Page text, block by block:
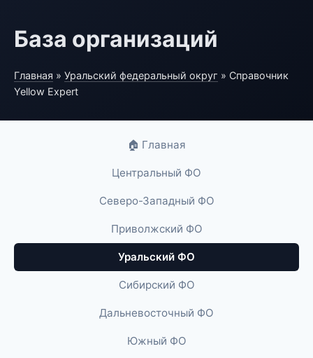
База организаций
Главная » Уральский федеральный округ » Справочник
Yellow Expert
🏠 Главная
Центральный ФО
Северо-Западный ФО
Приволжский ФО
Уральский ФО
Сибирский ФО
Дальневосточный ФО
Южный ФО